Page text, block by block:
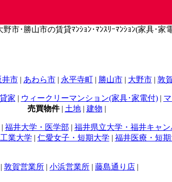
･勝山市の賃貸ﾏﾝｼｮﾝ･ﾏﾝｽﾘｰﾏﾝｼｮﾝ(家具･家
井市| あわら市| 永平寺町| 勝山市| 大野市| 敦
貸家 | ウィークリーマンション(家具･家電付)|
売買物件| 土地| 建物 |
| 福井大学・医学部 | 福井県立大学・福井キャン
業大学 | 仁愛女子・短期大学 | 福井医療・短
| 敦賀営業所 | 小浜営業所 | 藤島通り店 |